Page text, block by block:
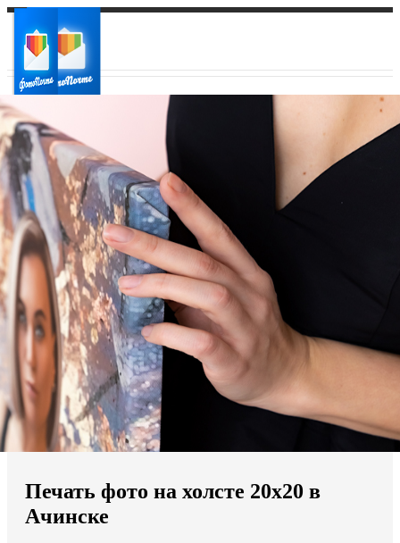
Ваш город:
Ваш регион доставки
Выберите из списка:
Мы доставляем по всему миру
Продолжить без города
Печать фото на холсте 20х20 в
Ачинске